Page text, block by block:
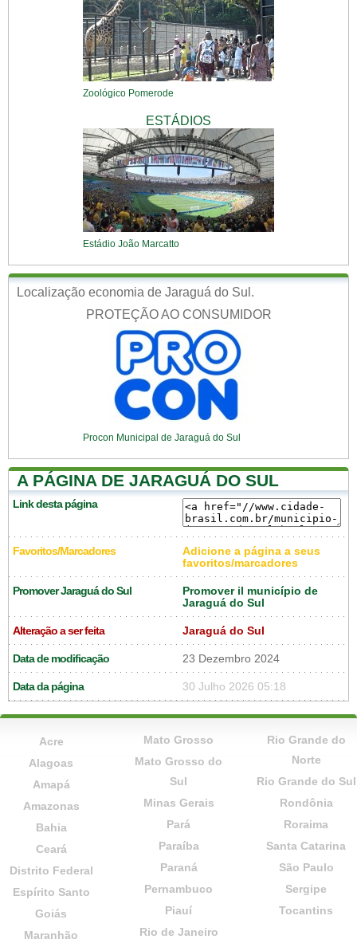
Zoológico Pomerode
ESTÁDIOS
Estádio João Marcatto
Localização economia de Jaraguá do Sul.
PROTEÇÃO AO CONSUMIDOR
Procon Municipal de Jaraguá do Sul
A PÁGINA DE JARAGUÁ DO SUL
Link desta página
Favoritos/Marcadores
Adicione a página a seus
favoritos/marcadores
Promover Jaraguá do Sul
Promover il município de
Jaraguá do Sul
Alteração a ser feita Jaraguá do Sul
Data de modificação 23 Dezembro 2024
Data da página 30 Julho 2026 05:18
Acre
Alagoas
Amapá
Amazonas
Bahia
Ceará
Distrito Federal
Espírito Santo
Goiás
Maranhão
Mato Grosso
Mato Grosso do
Sul
Minas Gerais
Pará
Paraíba
Paraná
Pernambuco
Piauí
Rio de Janeiro
Rio Grande do
Norte
Rio Grande do Sul
Rondônia
Roraima
Santa Catarina
São Paulo
Sergipe
Tocantins